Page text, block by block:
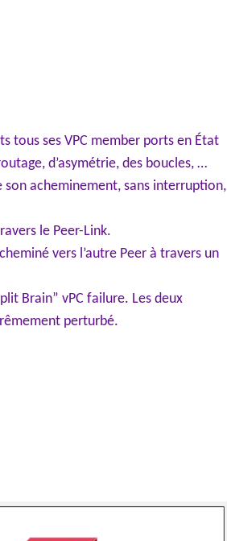
tous ses VPC member ports en État
d’asymétrie, des boucles, …
son acheminement, sans interruption,
le Peer-Link.
vers l’autre Peer à travers un
Brain” vPC failure. Les deux
perturbé.